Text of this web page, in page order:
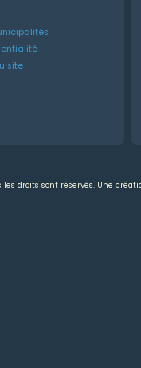
site
les droits sont réservés. Une